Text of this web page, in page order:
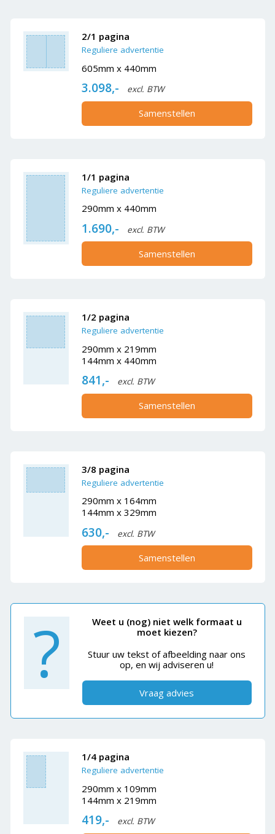
2/1 pagina
Reguliere advertentie
605mm x 440mm
3.098,- excl. BTW
Samenstellen
1/1 pagina
Reguliere advertentie
290mm x 440mm
1.690,- excl. BTW
Samenstellen
1/2 pagina
Reguliere advertentie
290mm x 219mm
144mm x 440mm
841,- excl. BTW
Samenstellen
3/8 pagina
Reguliere advertentie
290mm x 164mm
144mm x 329mm
630,- excl. BTW
Samenstellen
?
Weet u (nog) niet welk formaat u
moet kiezen?
Stuur uw tekst of afbeelding naar ons
op, en wij adviseren u!
Vraag advies
1/4 pagina
Reguliere advertentie
290mm x 109mm
144mm x 219mm
419,- excl. BTW